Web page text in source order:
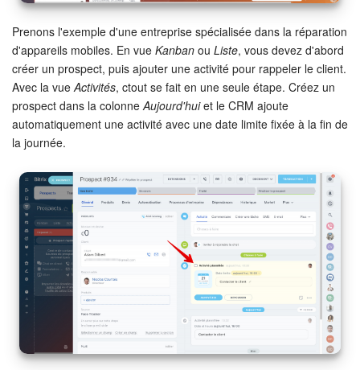
Prenons l'exemple d'une entreprise spécialisée dans la réparation
d'appareils mobiles. En vue Kanban ou Liste, vous devez d'abord
créer un prospect, puis ajouter une activité pour rappeler le client.
Avec la vue Activités, ctout se fait en une seule étape. Créez un
prospect dans la colonne Aujourd'huiet le CRM ajoute
automatiquement une activité avec une date limite fixée à la fin de
la journée.